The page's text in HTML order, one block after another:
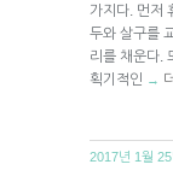
가지다. 먼저
두와 살구를
리를 채운다.
획기적인 →
2017년 1월 25